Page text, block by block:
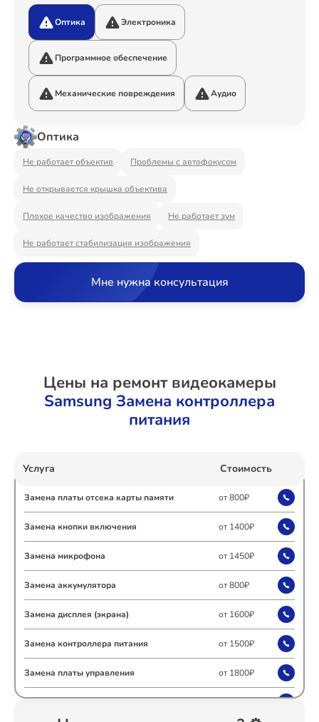
Оптика Электроника
Программное обеспечение
Механические повреждения Аудио
Оптика
Не работает объектив Проблемы с автофокусом
Не открывается крышка объектива
Плохое качество изображения Не работает зум
Не работает стабилизация изображения
Мне нужна консультация
Цены на ремонт видеокамеры
Samsung Замена контроллера
питания
Услуга Стоимость
Замена платы отсека карты памяти от 800₽
Замена кнопки включения от 1400₽
Замена микрофона от 1450₽
Замена аккумулятора от 800₽
Замена дисплея (экрана) от 1600₽
Замена контроллера питания от 1500₽
Замена платы управления от 1800₽
Замена диафрагмы от 1800₽
Ремонт Акустических систем
Ремонт Видеостен
Ремонт Интерактивных панелей
Ремонт Водонагревателей
Ремонт Вытяжек
Ремонт Холодильных камер
Ремонт Морозильных камер
Ремонт Кондиционеров
Ремонт ТВ-приставок
Ремонт Сушильных машин